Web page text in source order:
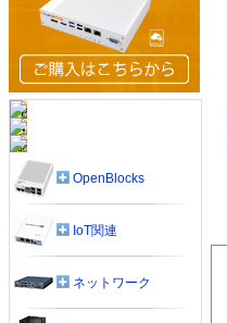
OpenBlocks
IoT関連
ネットワーク